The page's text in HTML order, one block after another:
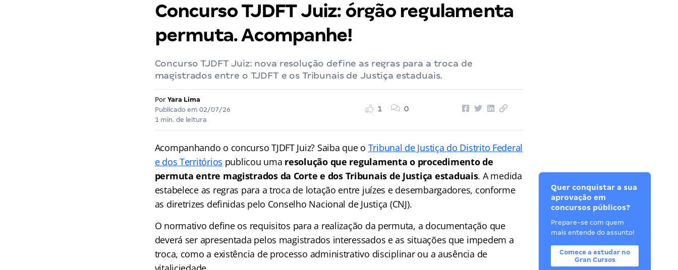
Concurso TJDFT Juiz: órgão regulamenta
permuta. Acompanhe!
Concurso TJDFT Juiz: nova resolução define as regras para a troca de
magistrados entre o TJDFT e os Tribunais de Justiça estaduais.
Por Yara Lima
Publicado em 02/07/26
1 min. de leitura
1 0
Acompanhando o concurso TJDFT Juiz? Saiba que o Tribunal de Justiça do Distrito Federal
e dos Territórios publicou uma resolução que regulamenta o procedimento de
permuta entre magistrados da Corte e dos Tribunais de Justiça estaduais. A medida
estabelece as regras para a troca de lotação entre juízes e desembargadores, conforme
as diretrizes definidas pelo Conselho Nacional de Justiça (CNJ).
O normativo define os requisitos para a realização da permuta, a documentação que
deverá ser apresentada pelos magistrados interessados e as situações que impedem a
troca, como a existência de processo administrativo disciplinar ou a ausência de
Quer conquistar a sua
aprovação em
concursos públicos?
Prepare-se com quem
mais entende do assunto!
Comece a estudar no
Gran Cursos